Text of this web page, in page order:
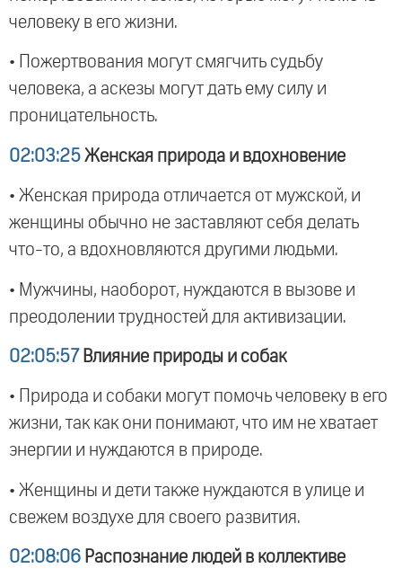
человеку в его жизни.
• Пожертвования могут смягчить судьбу
человека, а аскезы могут дать ему силу и
проницательность.
02:03:25 Женская природа и вдохновение
• Женская природа отличается от мужской, и
женщины обычно не заставляют себя делать
что-то, а вдохновляются другими людьми.
• Мужчины, наоборот, нуждаются в вызове и
преодолении трудностей для активизации.
02:05:57 Влияние природы и собак
• Природа и собаки могут помочь человеку в его
жизни, так как они понимают, что им не хватает
энергии и нуждаются в природе.
• Женщины и дети также нуждаются в улице и
свежем воздухе для своего развития.
02:08:06 Распознание людей в коллективе